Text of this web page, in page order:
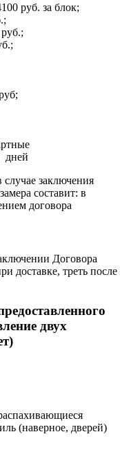
руб. за блок;
дней
заключения
составит: в
договора
Договора
доставке, треть после
двух
(наверное, дверей)